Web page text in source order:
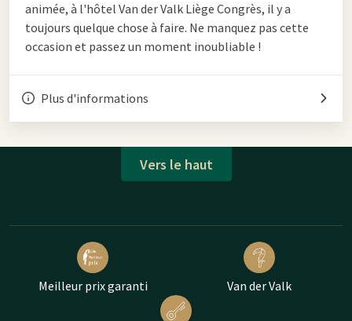
animée, à l'hôtel Van der Valk Liège Congrès, il y a
toujours quelque chose à faire. Ne manquez pas cette
occasion et passez un moment inoubliable !
Plus d'informations
Vers le haut
Meilleur prix garanti Van der Valk